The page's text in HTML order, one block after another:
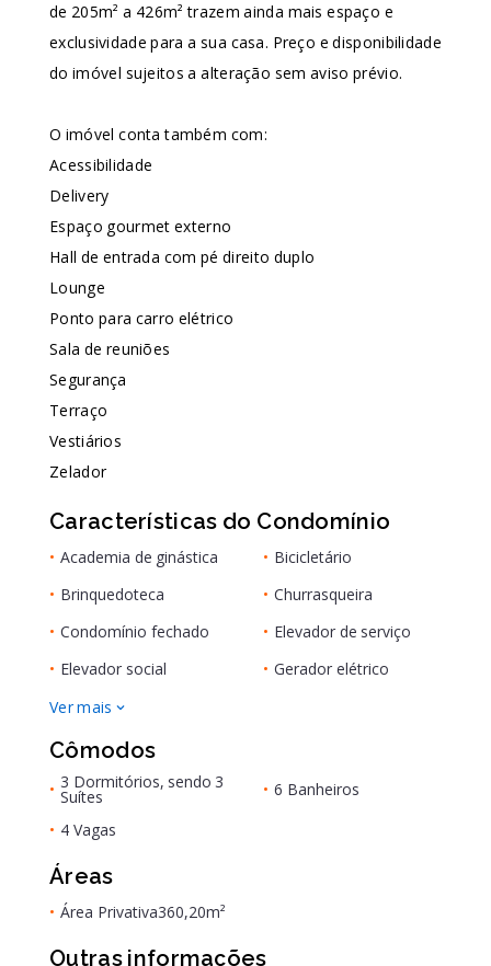
de 205m² a 426m² trazem ainda mais espaço e
exclusividade para a sua casa. Preço e disponibilidade
do imóvel sujeitos a alteração sem aviso prévio.
O imóvel conta também com:
Acessibilidade
Delivery
Espaço gourmet externo
Hall de entrada com pé direito duplo
Lounge
Ponto para carro elétrico
Sala de reuniões
Segurança
Terraço
Vestiários
Zelador
Características do Condomínio
• Academia de ginástica • Bicicletário
• Brinquedoteca • Churrasqueira
• Condomínio fechado • Elevador de serviço
• Elevador social • Gerador elétrico
Ver mais
Cômodos
• 3 Dormitórios, sendo 3
Suítes • 6 Banheiros
• 4 Vagas
Áreas
• Área Privativa360,20m²
Outras informações